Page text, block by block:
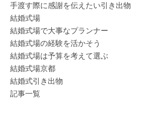
手渡す際に感謝を伝えたい引き出物
結婚式場
結婚式場で大事なプランナー
結婚式場の経験を活かそう
結婚式場は予算を考えて選ぶ
結婚式場京都
結婚式引き出物
記事一覧